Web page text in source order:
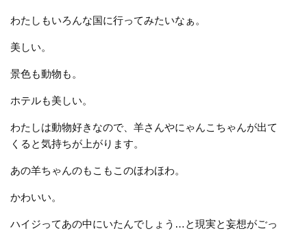
わたしもいろんな国に行ってみたいなぁ。
美しい。
景色も動物も。
ホテルも美しい。
わたしは動物好きなので、羊さんやにゃんこちゃんが出て
くると気持ちが上がります。
あの羊ちゃんのもこもこのほわほわ。
かわいい。
ハイジってあの中にいたんでしょう…と現実と妄想がごっ